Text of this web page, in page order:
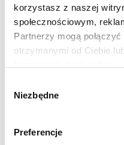
korzystasz z naszej
społecznościowym,
Partnerzy mogą
otrzymanymi od Ciebie
zgody
Niezbędne
Preferencje